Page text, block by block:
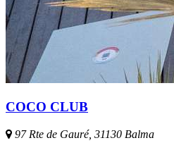
COCO CLUB
97 Rte de Gauré, 31130 Balma